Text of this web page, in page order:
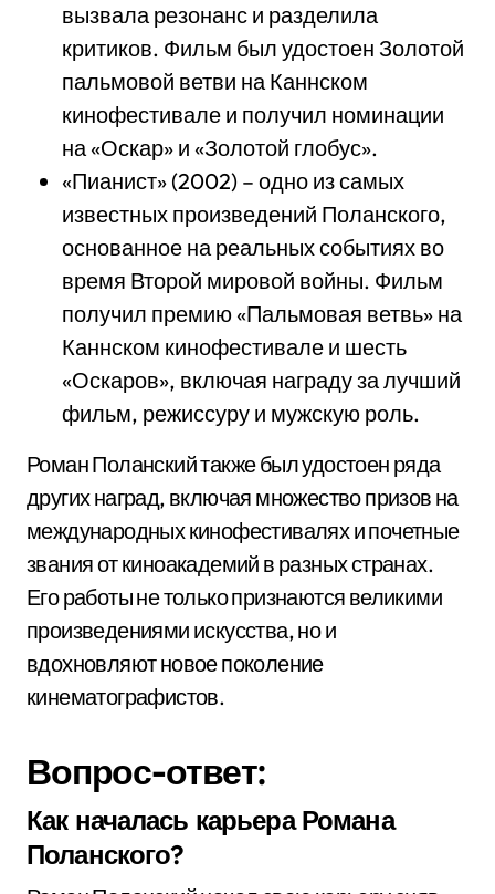
вызвала резонанс и разделила
критиков. Фильм был удостоен Золотой
пальмовой ветви на Каннском
кинофестивале и получил номинации
на «Оскар» и «Золотой глобус».
«Пианист» (2002) – одно из самых
известных произведений Поланского,
основанное на реальных событиях во
время Второй мировой войны. Фильм
получил премию «Пальмовая ветвь» на
Каннском кинофестивале и шесть
«Оскаров», включая награду за лучший
фильм, режиссуру и мужскую роль.
Роман Поланский также был удостоен ряда
других наград, включая множество призов на
международных кинофестивалях и почетные
звания от киноакадемий в разных странах.
Его работы не только признаются великими
произведениями искусства, но и
вдохновляют новое поколение
кинематографистов.
Вопрос-ответ:
Как началась карьера Романа
Поланского?